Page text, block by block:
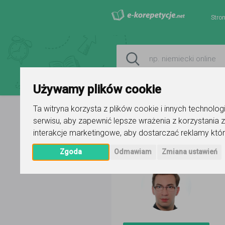
Używamy plików cookie
Ta witryna korzysta z plików cookie i innych
serwisu, aby zapewnić lepsze wrażenia z korzystania
interakcje marketingowe, aby dostarczać reklamy
Zgoda Odmawiam Zmiana ustawień
Strona główna Mariusz Sudzik